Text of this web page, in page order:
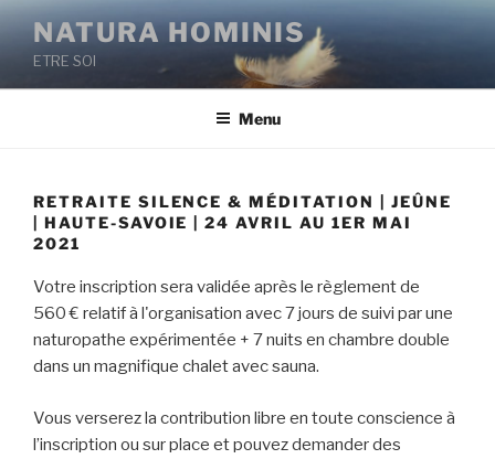
Aller
contenu
principal
NATURA HOMINIS
ETRE SOI
Menu
RETRAITE SILENCE & MÉDITATION | JEÛNE
| HAUTE-SAVOIE | 24 AVRIL AU 1ER MAI
2021
Votre inscription sera validée après le règlement de
560 € relatif à l'organisation avec 7 jours de suivi par une
naturopathe expérimentée + 7 nuits en chambre double
dans un magnifique chalet avec sauna.
Vous verserez la contribution libre en toute conscience à
l’inscription ou sur place et pouvez demander des